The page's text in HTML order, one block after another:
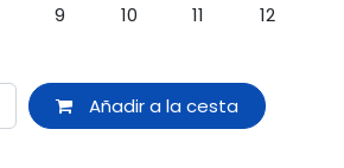
9 10 11 12
Añadir a la cesta